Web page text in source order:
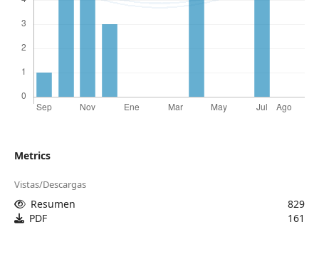
Metrics
Vistas/Descargas
Resumen
829
PDF
161